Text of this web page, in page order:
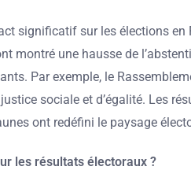
significatif sur les élections
montré une hausse de
Par exemple, le
sociale et d’égalité. Les
ont redéfini le paysage
les résultats électoraux ?